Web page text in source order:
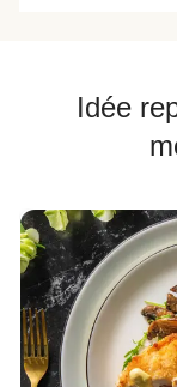
Idée